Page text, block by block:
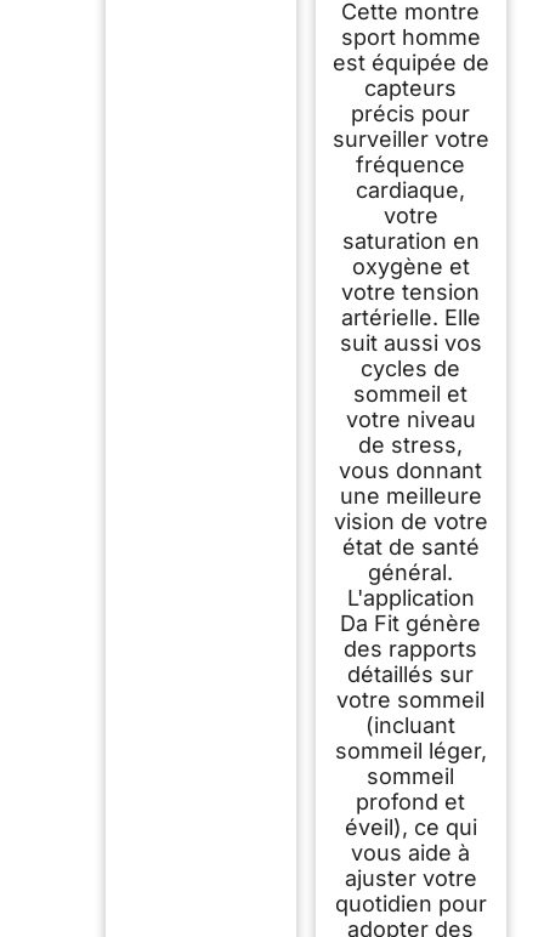
Cette montre
sport homme
est équipée de
capteurs
précis pour
surveiller votre
fréquence
cardiaque,
votre
saturation en
oxygène et
votre tension
artérielle. Elle
suit aussi vos
cycles de
sommeil et
votre niveau
de stress,
vous donnant
une meilleure
vision de votre
état de santé
général.
L'application
Da Fit génère
des rapports
détaillés sur
votre sommeil
(incluant
sommeil léger,
sommeil
profond et
éveil), ce qui
vous aide à
ajuster votre
quotidien pour
adopter des